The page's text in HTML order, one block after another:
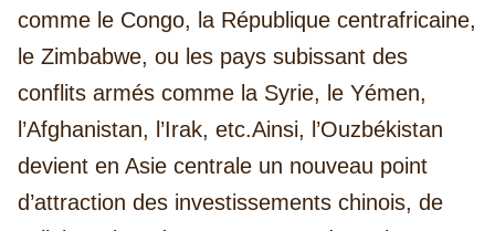
comme le Congo, la République centrafricaine,
le Zimbabwe, ou les pays subissant des
conflits armés comme la Syrie, le Yémen,
l’Afghanistan, l’Irak, etc.Ainsi, l’Ouzbékistan
devient en Asie centrale un nouveau point
d’attraction des investissements chinois, de